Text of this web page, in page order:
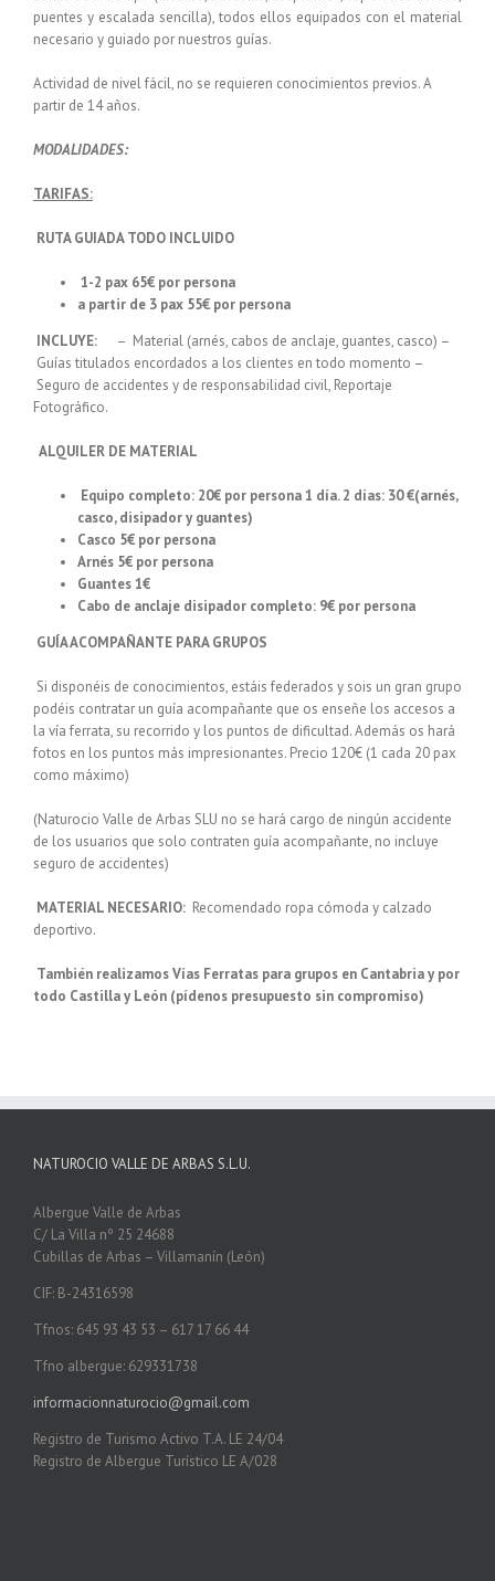
puentes y escalada sencilla), todos ellos equipados con el material
necesario y guiado por nuestros guías.
Actividad de nivel fácil, no se requieren conocimientos previos. A
partir de 14 años.
MODALIDADES:
TARIFAS:
RUTA GUIADA TODO INCLUIDO
1-2 pax 65€ por persona
a partir de 3 pax 55€ por persona
INCLUYE:
– Material (arnés, cabos de anclaje, guantes, casco) –
Guías titulados encordados a los clientes en todo momento –
Seguro de accidentes y de responsabilidad civil, Reportaje
Fotográfico.
ALQUILER DE MATERIAL
Equipo completo: 20€ por persona 1 día. 2 días: 30 €(arnés,
casco, disipador y guantes)
Casco 5€ por persona
Arnés 5€ por persona
Guantes 1€
Cabo de anclaje disipador completo: 9€ por persona
GUÍA ACOMPAÑANTE PARA GRUPOS
Si disponéis de conocimientos, estáis federados y sois un gran grupo
podéis contratar un guía acompañante que os enseñe los accesos a
la vía ferrata, su recorrido y los puntos de dificultad. Además os hará
fotos en los puntos más impresionantes. Precio 120€ (1 cada 20 pax
como máximo)
(Naturocio Valle de Arbas SLU no se hará cargo de ningún accidente
de los usuarios que solo contraten guía acompañante, no incluye
seguro de accidentes)
MATERIAL NECESARIO: Recomendado ropa cómoda y calzado
deportivo.
También realizamos Vías Ferratas para grupos en Cantabria y por
todo Castilla y León (pídenos presupuesto sin compromiso)
NATUROCIO VALLE DE ARBAS S.L.U.
Albergue Valle de Arbas
C/ La Villa nº 25 24688
Cubillas de Arbas – Villamanín (León)
CIF: B-24316598
Tfnos: 645 93 43 53 – 617 17 66 44
Tfno albergue: 629331738
informacionnaturocio@gmail.com
Registro de Turismo Activo T.A. LE 24/04
Registro de Albergue Turístico LE A/028